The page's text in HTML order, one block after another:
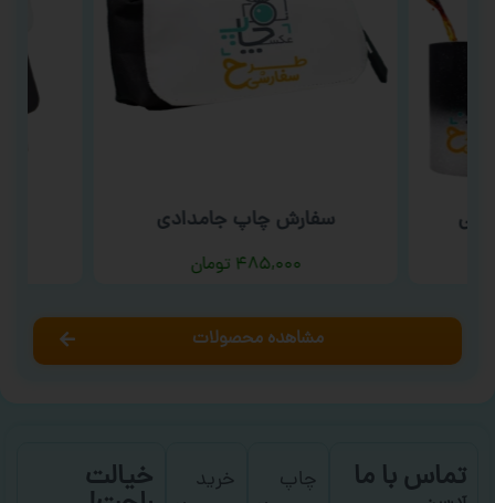
سفارش چاپ جامدادی
۴۸۵,۰۰۰ تومان
مشاهده محصولات
تماس با ما
چاپ
خرید
خیالت